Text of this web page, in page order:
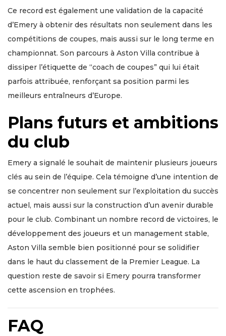
Ce record est également une validation de la capacité
d’Emery à obtenir des résultats non seulement dans les
compétitions de coupes, mais aussi sur le long terme en
championnat. Son parcours à Aston Villa contribue à
dissiper l’étiquette de “coach de coupes” qui lui était
parfois attribuée, renforçant sa position parmi les
meilleurs entraîneurs d’Europe.
Plans futurs et ambitions
du club
Emery a signalé le souhait de maintenir plusieurs joueurs
clés au sein de l’équipe. Cela témoigne d’une intention de
se concentrer non seulement sur l’exploitation du succès
actuel, mais aussi sur la construction d’un avenir durable
pour le club. Combinant un nombre record de victoires, le
développement des joueurs et un management stable,
Aston Villa semble bien positionné pour se solidifier
dans le haut du classement de la Premier League. La
question reste de savoir si Emery pourra transformer
cette ascension en trophées.
FAQ